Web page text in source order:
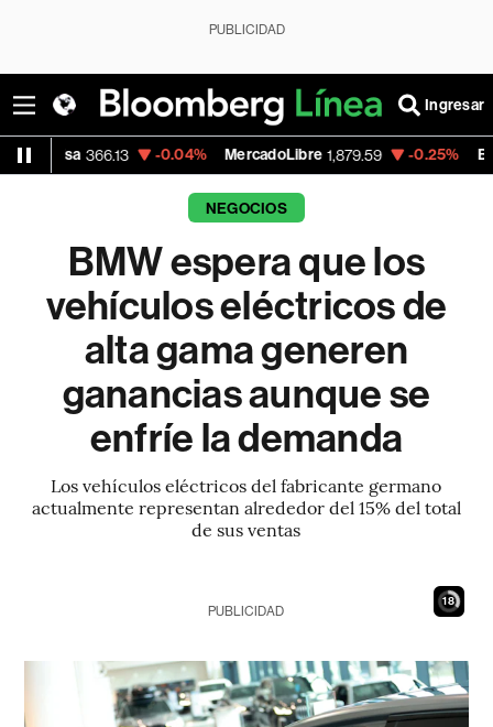
PUBLICIDAD
Ingresar
-0.04% MercadoLibre 1,879.59 -0.25% Banco de
NEGOCIOS
BMW espera que los
vehículos eléctricos de
alta gama generen
ganancias aunque se
enfríe la demanda
Los vehículos eléctricos del fabricante germano
actualmente representan alrededor del 15% del total
de sus ventas
17
PUBLICIDAD